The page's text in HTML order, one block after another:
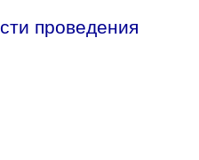
проведения